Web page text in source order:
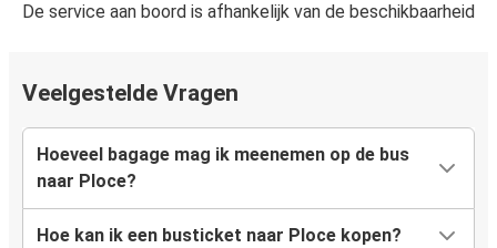
De service aan boord is afhankelijk van de beschikbaarheid
Veelgestelde Vragen
Hoeveel bagage mag ik meenemen op de bus
naar Ploce?
Hoe kan ik een busticket naar Ploce kopen?